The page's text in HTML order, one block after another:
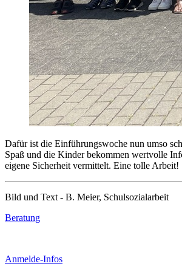
Dafür ist die Einführungswoche nun umso
Spaß und die Kinder bekommen wertvolle
eigene Sicherheit vermittelt. Eine tolle Arbeit!
Bild und Text - B. Meier, Schulsozialarbeit
Beratung
Anmelde-Infos